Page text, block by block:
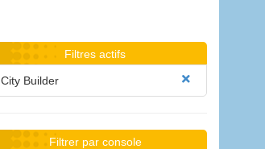
Filtres actifs
City Builder
Filtrer par console